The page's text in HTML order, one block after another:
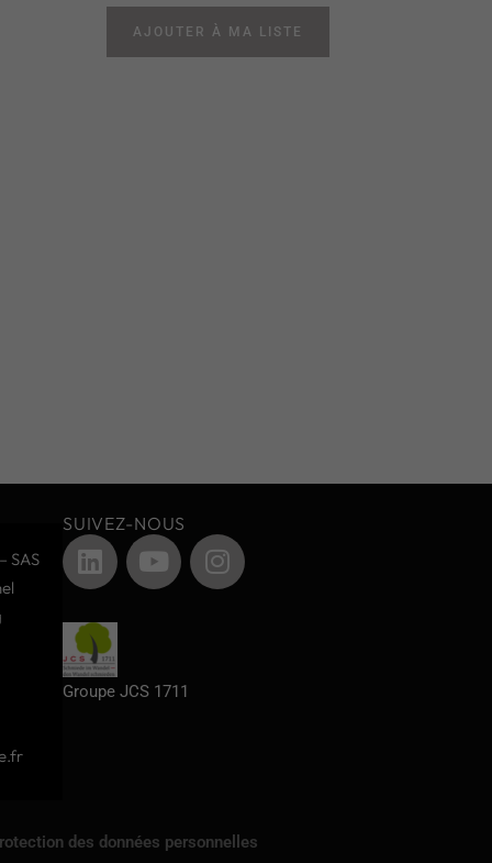
AJOUTER À MA LISTE
SAS
SUIVEZ-NOUS
Groupe JCS 1711
des données personnelles